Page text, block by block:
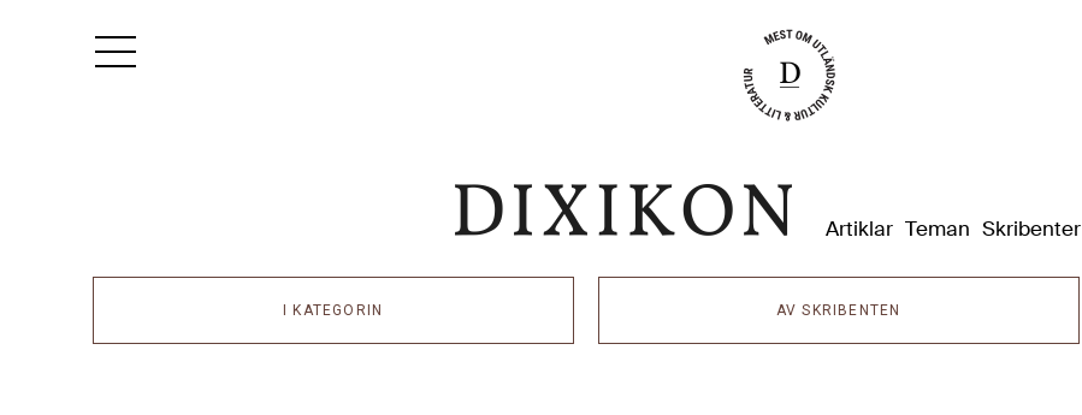
Artiklar Teman Skribenter
I KATEGORIN AV SKRIBENTEN